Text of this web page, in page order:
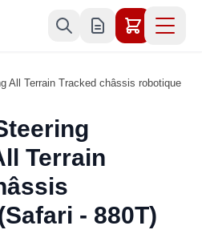
All Terrain Tracked châssis robotique
Terrain
- 880T)